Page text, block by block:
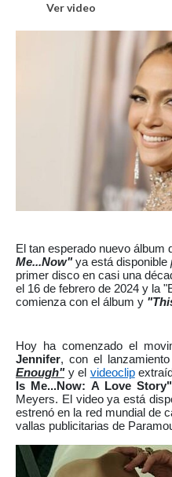
Ver video
El tan esperado nuevo álbum
Me...Now"ya está disponible
primer disco en casi una
el 16 de febrero de 2024 y la
comienza con el álbum y
Hoy ha comenzado el
Jennifer, con el
Enough"y el videoclip
Is Me...Now: A Love Story"
Meyers. El video ya está
estrenó en la red mundial de
vallas publicitarias de